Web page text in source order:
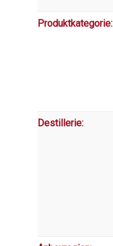
Produktkategorie:
Destillerie: